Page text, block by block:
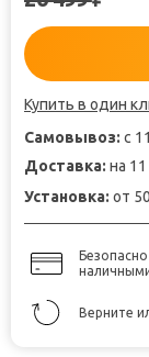
Купить в один
Самовывоз: с
Доставка: на
Установка: от
Верните